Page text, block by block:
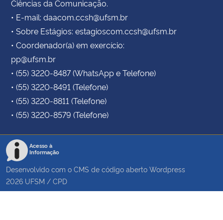
Ciências da Comunicação.
• E-mail: daacom.ccsh@ufsm.br
• Sobre Estágios: estagioscom.ccsh@ufsm.br
• Coordenador(a) em exercício:
pp@ufsm.br
• (55) 3220-8487 (WhatsApp e Telefone)
• (55) 3220-8491 (Telefone)
• (55) 3220-8811 (Telefone)
• (55) 3220-8579 (Telefone)
Acesso à
Informação
Desenvolvido com o CMS de código aberto Wordpress
2026 UFSM / CPD